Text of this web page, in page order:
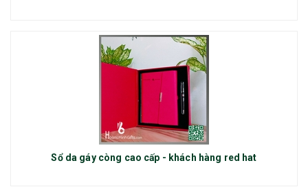
Sổ da gáy còng cao cấp - khách hàng red hat